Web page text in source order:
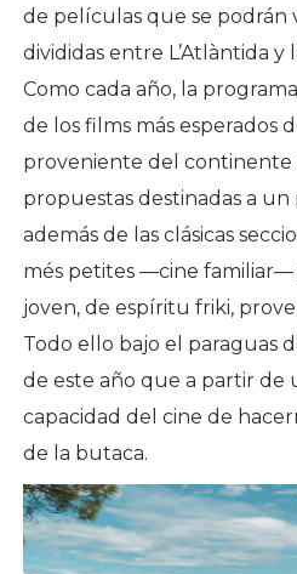
de películas que se podrán
divididas entre L’Atlàntida y
Como cada año, la
de los films más esperados
proveniente del continente
propuestas destinadas a
además de las clásicas
més petites —cine familiar—
joven, de espíritu friki,
Todo ello bajo el paraguas
de este año que a partir de
capacidad del cine de
de la butaca.